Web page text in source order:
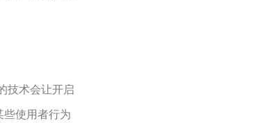
技术会让开启
些使用者行为